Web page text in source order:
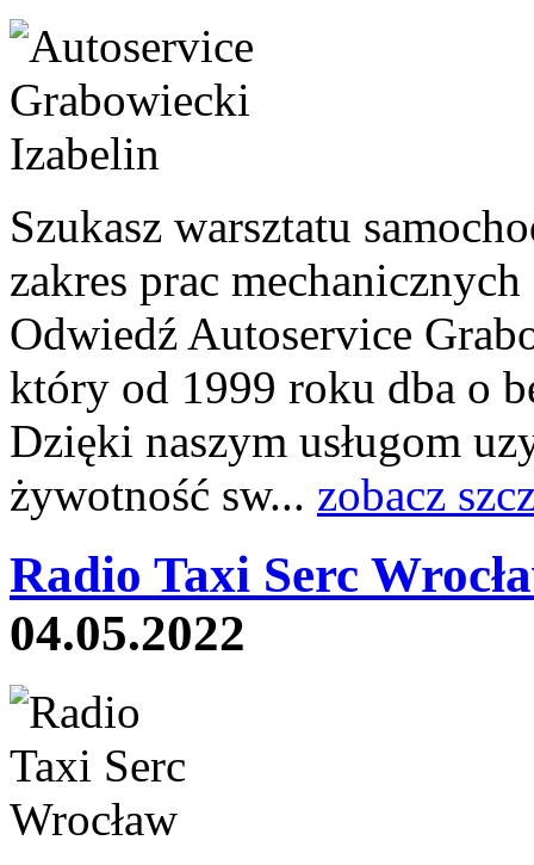
Szukasz warsztatu
zakres prac
Odwiedź Autoservice
który od 1999 roku dba o
Dzięki naszym usługom
żywotność sw... zobacz
Radio Taxi Serc
04.05.2022